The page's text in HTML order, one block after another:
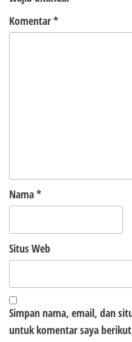
Komentar*
Nama*
Situs Web
Simpan nama, email, dan
untuk komentar saya